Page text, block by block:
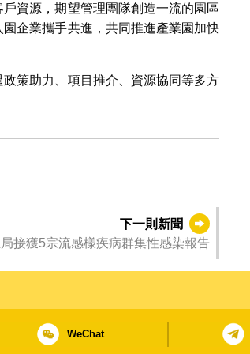
資源，期望管理團隊創造一流的園區
企業攜手共進，共同推進產業園加快
策助力、項目推介、資源協同等多方
下一則新聞
接獲5宗流感樣疾病群集性感染報告
WeChat